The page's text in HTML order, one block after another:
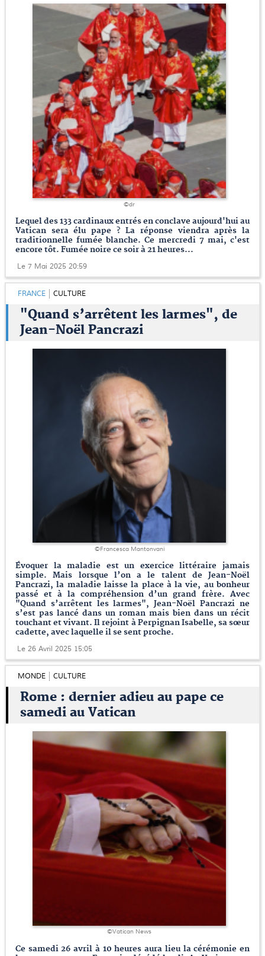
©dr
Lequel des 133 cardinaux entrés en conclave aujourd'hui au
Vatican sera élu pape ? La réponse viendra après la
traditionnelle fumée blanche. Ce mercredi 7 mai, c'est
encore tôt. Fumée noire ce soir à 21 heures...
Le 7 Mai 2025 20:59
FRANCE CULTURE
"Quand s’arrêtent les larmes", de
Jean-Noël Pancrazi
©Francesca Mantonvani
Évoquer la maladie est un exercice littéraire jamais
simple. Mais lorsque l’on a le talent de Jean-Noël
Pancrazi, la maladie laisse la place à la vie, au bonheur
passé et à la compréhension d’un grand frère. Avec
"Quand s’arrêtent les larmes", Jean-Noël Pancrazi ne
s’est pas lancé dans un roman mais bien dans un récit
touchant et vivant. Il rejoint à Perpignan Isabelle, sa sœur
cadette, avec laquelle il se sent proche.
Le 26 Avril 2025 15:05
MONDE CULTURE
Rome : dernier adieu au pape ce
samedi au Vatican
©Vatican News
Ce samedi 26 avril à 10 heures aura lieu la cérémonie en